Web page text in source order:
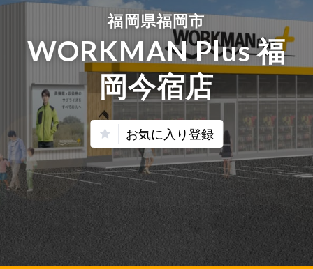
福岡県福岡市
WORKMAN Plus 福
岡今宿店
お気に入り登録